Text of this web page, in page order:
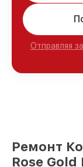
Отправляя
Ремонт
Rose